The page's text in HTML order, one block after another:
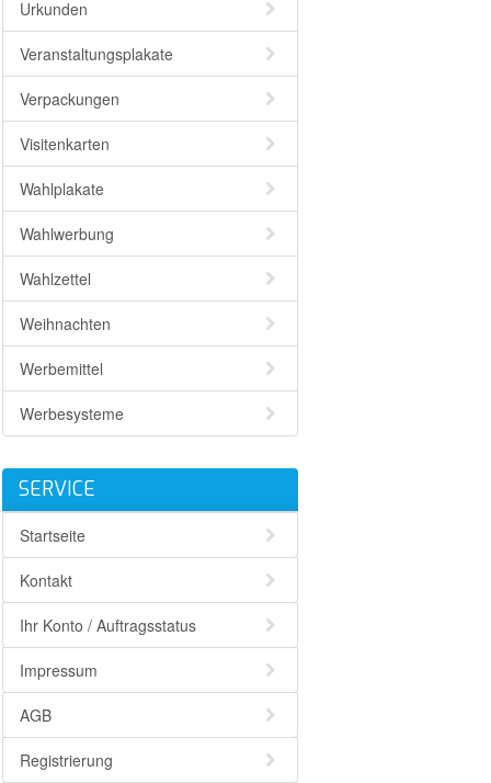
Urkunden
Veranstaltungsplakate
Verpackungen
Visitenkarten
Wahlplakate
Wahlwerbung
Wahlzettel
Weihnachten
Werbemittel
Werbesysteme
SERVICE
Startseite
Kontakt
Ihr Konto / Auftragsstatus
Impressum
AGB
Registrierung